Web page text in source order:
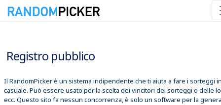
Registro pubblico
Il RandomPicker è un sistema indipendente che ti aiuta a fare i sorteggi
casuale. Può essere usato per la scelta dei vincitori dei sorteggi o delle
ecc. Questo sito fa nessun concorrenza, è solo un software per la